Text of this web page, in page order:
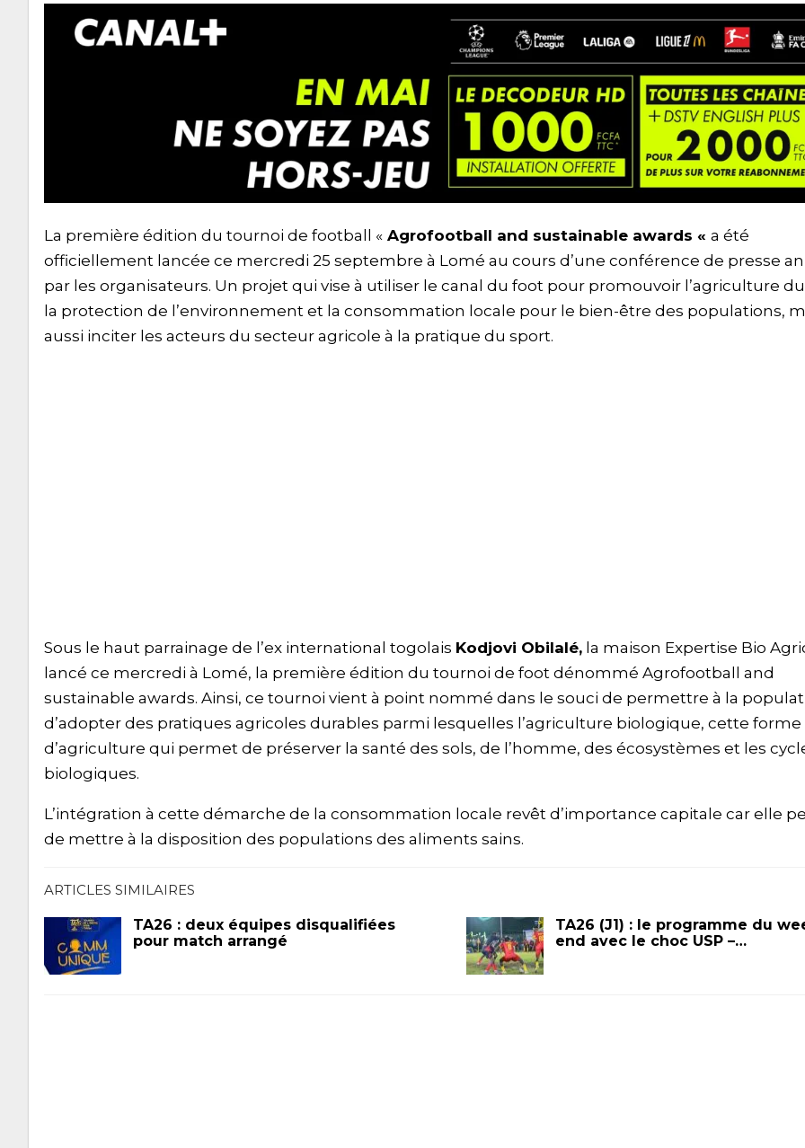
La première édition du tournoi de football « Agrofootball and sustainable awards « a été
officiellement lancée ce mercredi 25 septembre à Lomé au cours d’une conférence de presse
par les organisateurs. Un projet qui vise à utiliser le canal du foot pour promouvoir l’agriculture
la protection de l’environnement et la consommation locale pour le bien-être des populations,
aussi inciter les acteurs du secteur agricole à la pratique du sport.
Sous le haut parrainage de l’ex international togolais Kodjovi Obilalé, la maison Expertise Bio
lancé ce mercredi à Lomé, la première édition du tournoi de foot dénommé Agrofootball and
sustainable awards. Ainsi, ce tournoi vient à point nommé dans le souci de permettre à la
d’adopter des pratiques agricoles durables parmi lesquelles l’agriculture biologique, cette forme
d’agriculture qui permet de préserver la santé des sols, de l’homme, des écosystèmes et les
biologiques.
L’intégration à cette démarche de la consommation locale revêt d’importance capitale car elle
de mettre à la disposition des populations des aliments sains.
ARTICLES SIMILAIRES
TA26 : deux équipes disqualifiées
pour match arrangé
TA26 (J1) : le programme du
end avec le choc USP –…